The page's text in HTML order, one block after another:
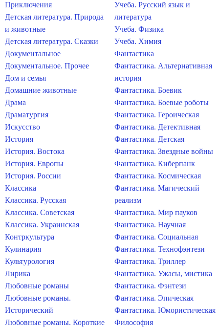
Приключения
Детская литература. Природа
и животные
Детская литература. Сказки
Документальное
Документальное. Прочее
Дом и семья
Домашние животные
Драма
Драматургия
Искусство
История
История. Востока
История. Европы
История. России
Классика
Классика. Русская
Классика. Советская
Классика. Украинская
Контркультура
Кулинария
Культурология
Лирика
Любовные романы
Любовные романы.
Исторический
Любовные романы. Короткие
Учеба. Русский язык и
литература
Учеба. Физика
Учеба. Химия
Фантастика
Фантастика. Альтернативная
история
Фантастика. Боевик
Фантастика. Боевые роботы
Фантастика. Героическая
Фантастика. Детективная
Фантастика. Детская
Фантастика. Звездные войны
Фантастика. Киберпанк
Фантастика. Космическая
Фантастика. Магический
реализм
Фантастика. Мир пауков
Фантастика. Научная
Фантастика. Социальная
Фантастика. Технофэнтези
Фантастика. Триллер
Фантастика. Ужасы, мистика
Фантастика. Фэнтези
Фантастика. Эпическая
Фантастика. Юмористическая
Философия